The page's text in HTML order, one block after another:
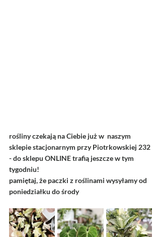
rośliny czekają na Ciebie już w  naszym
sklepie stacjonarnym przy Piotrkowskiej 232
- do sklepu ONLINE trafią jeszcze w tym
tygodniu!
pamiętaj, że paczki z roślinami wysyłamy od
poniedziałku do środy